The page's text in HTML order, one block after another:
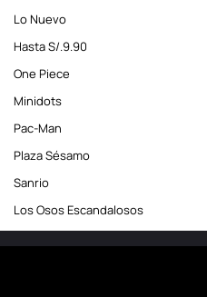
Lo Nuevo
Hasta S/.9.90
One Piece
Minidots
Pac-Man
Plaza Sésamo
Sanrio
Los Osos Escandalosos